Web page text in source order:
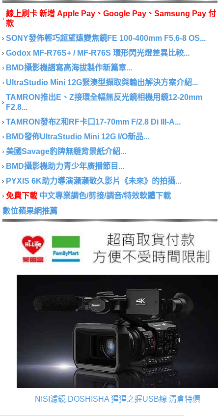
線上刷卡 新增 Apple Pay、Google Pay、Samsung Pay 付
款
SONY發佈輕巧超望遠變焦鏡FE 100-400mm F5.6-8 OS...
Godox MF-R76S+ / MF-R76S 環形閃光燈差異比較...
BMD攝影機譜寫高海拔製作新篇章...
UltraStudio Mini 12G緊湊型擷取與輸出解決方案介紹...
TAMRON推出E、Z接環全幅無反光鏡相機用鏡12-20mm
F2.8...
TAMRON發布Z和RF卡口17-70mm F/2.8 Di III-A...
BMD發佈UltraStudio Mini 12G I/O新品...
美國Savage豹牌無縫背景紙介紹...
BMD攝影機助力青少年廣播節目...
PYXIS 6K助力導演瀨瀨敬久影片《未來》的拍攝...
免費下載 中文專業調色/剪接/調音/特效軟體下載
數位蘋果網推薦
NISI濾鏡 DOSHISHA 猩猩之握USB線 清倉特價